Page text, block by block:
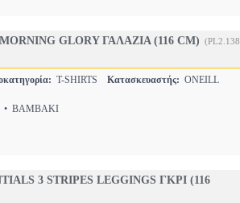
GLORY ΓΑΛΑΖΙΑ (116 CM)
T-SHIRTS Κατασκευαστής: ONEILL
• ΒΑΜΒΑΚΙ
3 STRIPES LEGGINGS ΓΚΡΙ (116